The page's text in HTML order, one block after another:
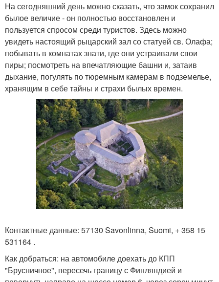
На сегодняшний день можно сказать, что замок сохранил
былое величие - он полностью восстановлен и
пользуется спросом среди туристов. Здесь можно
увидеть настоящий рыцарский зал со статуей св. Олафа;
побывать в комнатах знати, где они устраивали свои
пиры; посмотреть на впечатляющие башни и, затаив
дыхание, погулять по тюремным камерам в подземелье,
хранящим в себе тайны и страхи былых времен.
Контактные данные: 57130 Savonlinna, Suomi, + 358 15
531164 .
Как добраться: на автомобиле доехать до КПП
"Брусничное", пересечь границу с Финляндией и